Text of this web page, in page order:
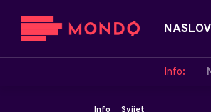
Info: